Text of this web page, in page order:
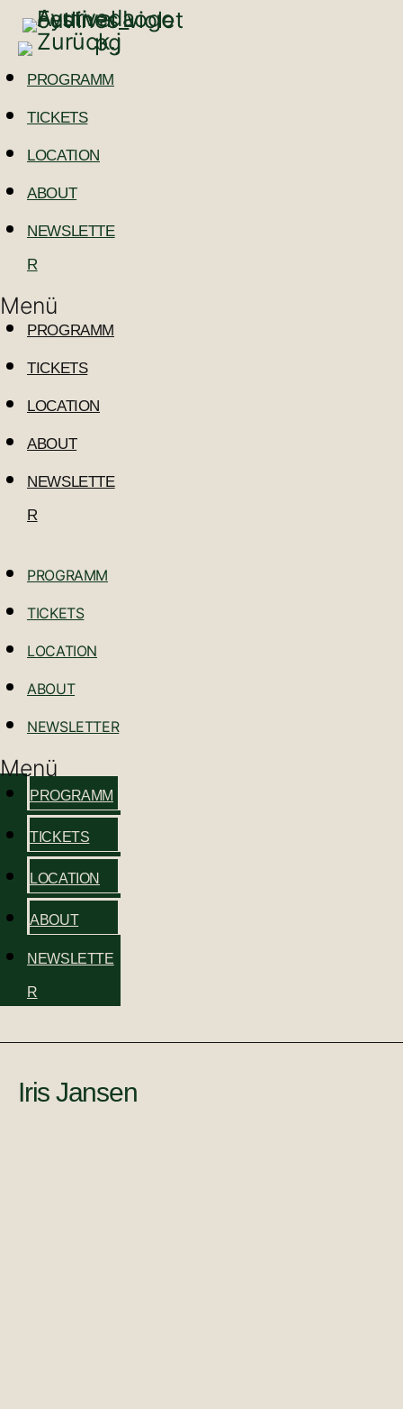
PROGRAMM
TICKETS
LOCATION
ABOUT
NEWSLETTE
R
Menü
PROGRAMM
TICKETS
LOCATION
ABOUT
NEWSLETTE
R
PROGRAMM
TICKETS
LOCATION
ABOUT
NEWSLETTER
Menü
PROGRAMM
TICKETS
LOCATION
ABOUT
NEWSLETTE
R
Iris Jansen